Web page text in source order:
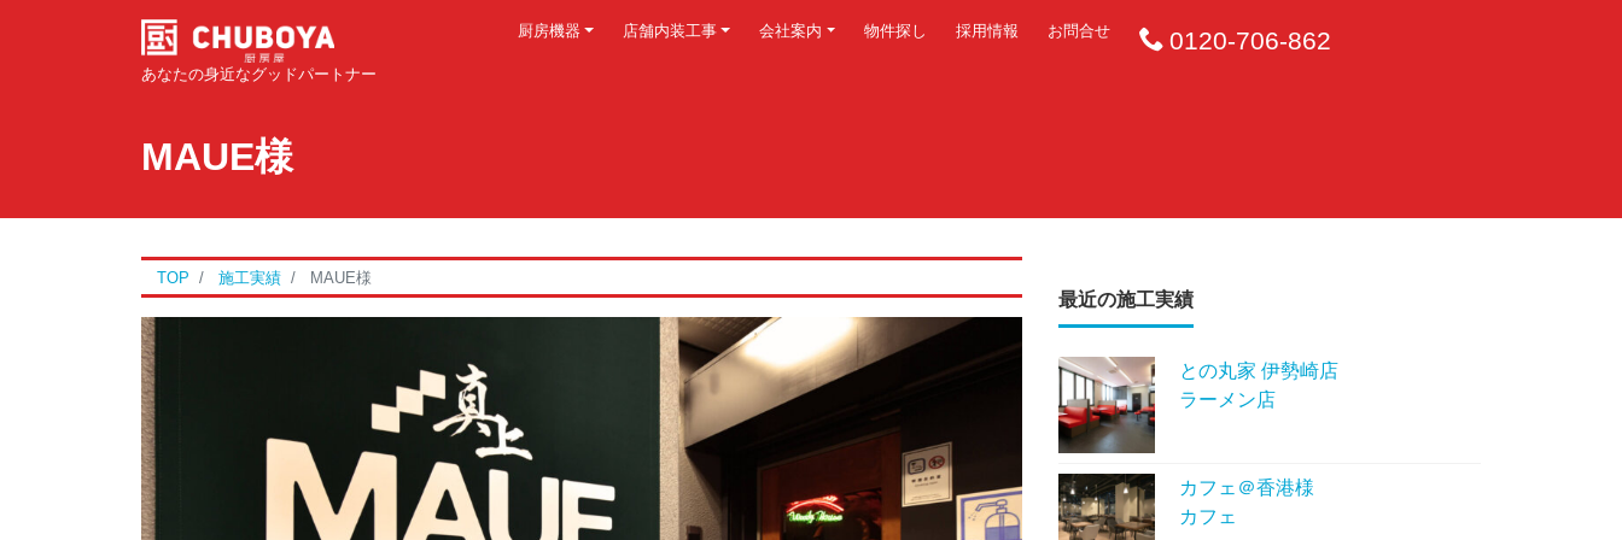
あなたの身近なグッドパートナー
厨房機器 店舗内装工事 会社案内 物件探し 採用情報 お問合せ 0120-706-862
MAUE様
TOP 施工実績 MAUE様
最近の施工実績
との丸家 伊勢崎店
ラーメン店
カフェ＠香港様
カフェ